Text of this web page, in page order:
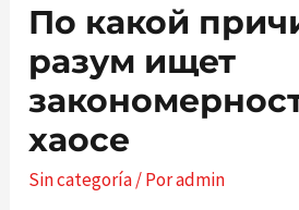
По какой
разум ищет
хаосе
Sin categoría/ Poradmin